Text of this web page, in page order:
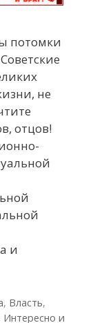
потомки
не
отцов!
и
, Власть,
Интересно и